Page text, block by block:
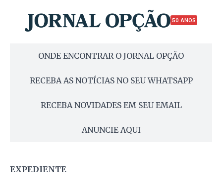
50 ANOS
ONDE ENCONTRAR O JORNAL OPÇÃO
RECEBA AS NOTÍCIAS NO SEU WHATSAPP
RECEBA NOVIDADES EM SEU EMAIL
ANUNCIE AQUI
EXPEDIENTE